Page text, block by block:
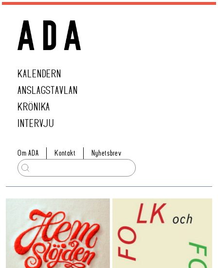
KALENDERN
ANSLAGSTAVLAN
KRÖNIKA
INTERVJU
Om ADA Kontakt Nyhetsbrev